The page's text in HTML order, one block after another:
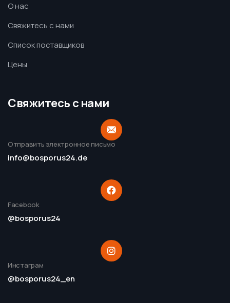
О нас
Свяжитесь с нами
Список поставщиков
Цены
Свяжитесь с нами
Отправить электронное письмо
info@bosporus24.de
Facebook
@bosporus24
Инстаграм
@bosporus24_en